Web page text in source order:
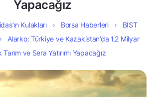
Yapacağız
Kulakları Borsa Haberleri
BIST
Alarko: Türkiye ve Kazakistan’da 1,2 Milyar
Tarım ve Sera Yatırımı Yapacağız